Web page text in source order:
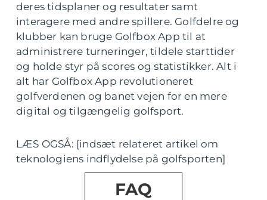
deres tidsplaner og resultater samt
interagere med andre spillere. Golfdelre og
klubber kan bruge Golfbox App til at
administrere turneringer, tildele starttider
og holde styr på scores og statistikker. Alt i
alt har Golfbox App revolutioneret
golfverdenen og banet vejen for en mere
digital og tilgængelig golfsport.
LÆS OGSÅ: [indsæt relateret artikel om
teknologiens indflydelse på golfsporten]
FAQ